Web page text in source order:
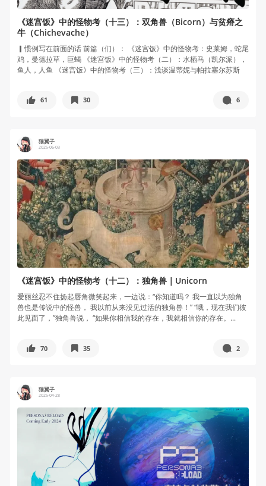
《迷宫饭》中的怪物考（十三）：双角兽（Bicorn）与贫瘠之
牛（Chichevache）
▎惯例写在前面的话 前篇（们）： 《迷宫饭》中的怪物考：史莱姆，蛇尾
鸡，曼德拉草，巨蝎 《迷宫饭》中的怪物考（二）：水栖马（凯尔派），
鱼人，人鱼 《迷宫饭》中的怪物考（三）：浅谈温蒂妮与帕拉塞尔苏斯
61 30 6
猫翼子
2025-06-03
《迷宫饭》中的怪物考（十二）：独角兽｜Unicorn
爱丽丝忍不住扬起唇角微笑起来，一边说：“你知道吗？ 我一直以为独角
兽也是传说中的怪兽， 我以前从来没见过活的独角兽！” “哦，现在我们彼
此见面了，”独角兽说， “如果你相信我的存在，我就相信你的存在。...
70 35 2
猫翼子
2025-04-28